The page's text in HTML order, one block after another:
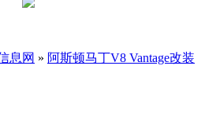
息网 » 阿斯顿马丁V8 Vantage改装